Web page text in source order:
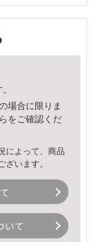
場合に限りま
をご確認くだ
によって、商品
ざいます。
いて